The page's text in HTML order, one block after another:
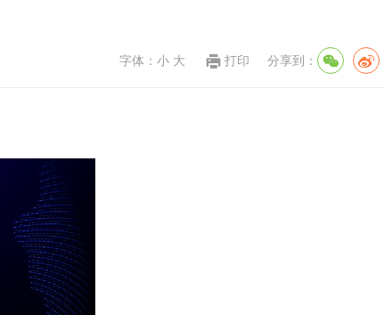
字体： 小 大 打印 分享到：